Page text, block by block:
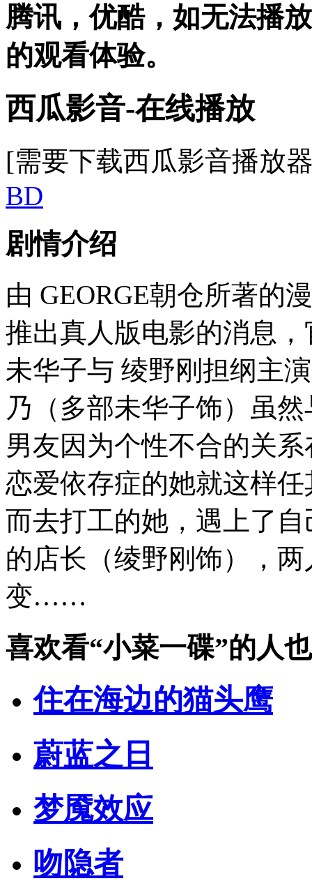
腾讯，优酷， 如无法播
的观看体验。
西瓜影音-在线播放
[需要下载西瓜影音播放
BD
剧情介绍
由 GEORGE朝仓所著的
推出真人版电影的消息
未华子与 绫野刚担纲
乃（多部未华子饰）虽
男友因为个性不合的关
恋爱依存症的她就这样
而去打工的她，遇上了
的店长（绫野刚饰），
变……
喜欢看“小菜一碟”的人
住在海边的猫头鹰
蔚蓝之日
梦魇效应
吻隐者